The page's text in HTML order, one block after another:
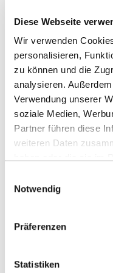
Diese Webseite
Wir verwenden
personalisieren,
zu können und die
analysieren.
Verwendung unserer
soziale Medien,
Partner führen diese
weiteren Daten
Notwendig
Präferenzen
Statistiken
Anzahl
hinzufügen
In